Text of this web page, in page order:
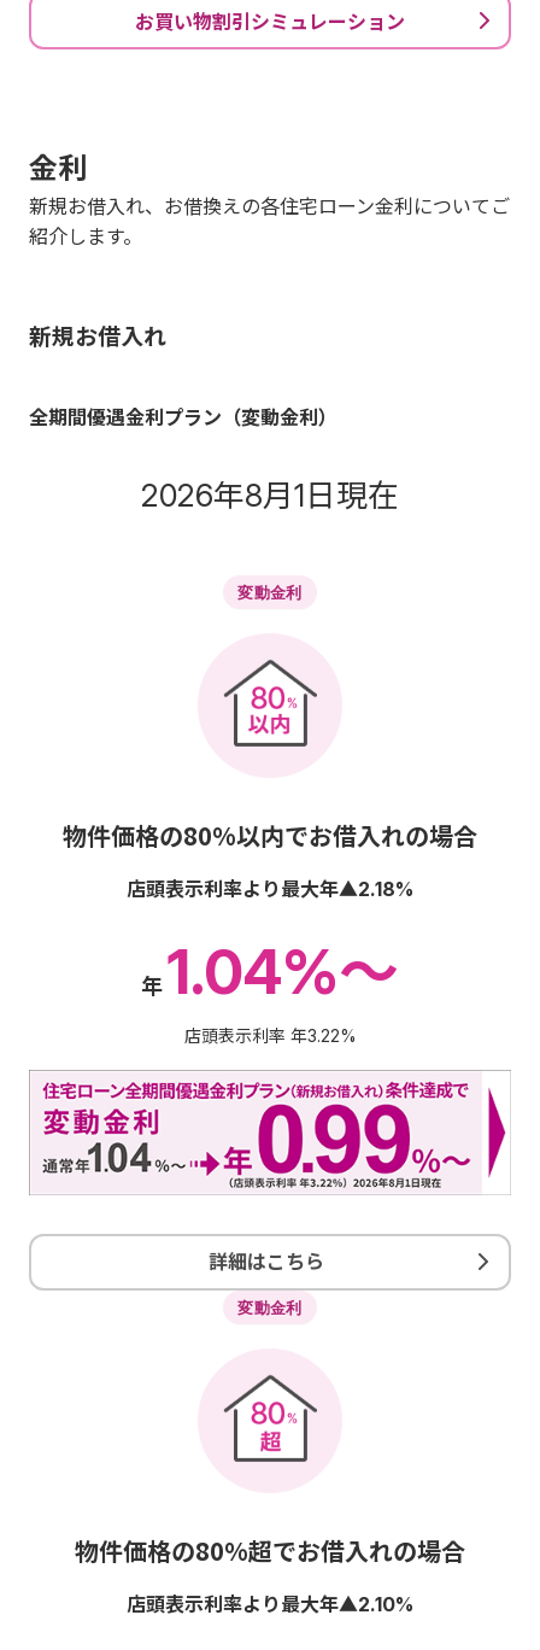
お買い物割引シミュレーション
金利
新規お借入れ、お借換えの各住宅ローン金利についてご
紹介します。
新規お借入れ
全期間優遇金利プラン（変動金利）
2026年8月1日現在
変動金利
物件価格の80%以内でお借入れの場合
店頭表示利率より最大年▲2.18%
年1.04%～
店頭表示利率 年3.22%
詳細はこちら
変動金利
物件価格の80%超でお借入れの場合
店頭表示利率より最大年▲2.10%